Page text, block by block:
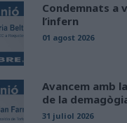
Condemnats a
l’infern
01 agost 2026
Avancem amb
de la
31 juliol 2026